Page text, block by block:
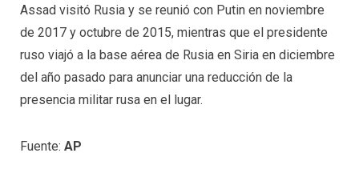
Assad visitó Rusia y se reunió con Putin en noviembre
de 2017 y octubre de 2015, mientras que el presidente
ruso viajó a la base aérea de Rusia en Siria en diciembre
del año pasado para anunciar una reducción de la
presencia militar rusa en el lugar.
Fuente: AP